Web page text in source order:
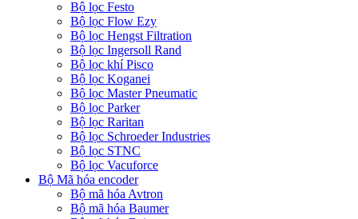
Bộ lọc Festo
Bộ lọc Flow Ezy
Bộ lọc Hengst Filtration
Bộ lọc Ingersoll Rand
Bộ lọc khí Pisco
Bộ lọc Koganei
Bộ lọc Master Pneumatic
Bộ lọc Parker
Bộ lọc Raritan
Bộ lọc Schroeder Industries
Bộ lọc STNC
Bộ lọc Vacuforce
Bộ Mã hóa encoder
Bộ mã hóa Avtron
Bộ mã hóa Baumer